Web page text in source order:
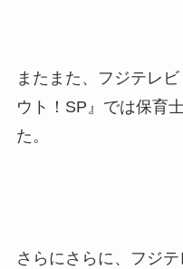
またまた、フジテレ
ウト！SP』では保育
た。
さらにさらに、フジ